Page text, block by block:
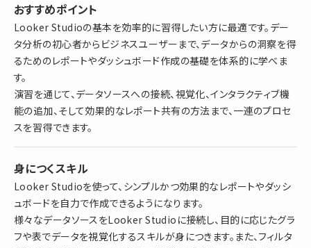
おすすめポイント
Looker Studioの基本を効率的に習得したい方に最適です。デー
タ分析の初心者からビジネスユーザーまで、データからの洞察を得
るためのレポートやダッシュボード作成の基礎を体系的に学べま
す。
演習を通じて、データソースへの接続、視覚化、インタラクティブ機
能の追加、そして効果的なレポート共有の方法まで、一連のプロセ
スを習得できます。
身につくスキル
Looker Studioを使って、シンプルかつ効果的なレポートやダッシ
ュボードを自力で作成できるようになります。
様々なデータソースをLooker Studioに接続し、目的に応じたグラ
フや表でデータを視覚化するスキルが身につきます。また、フィルタ